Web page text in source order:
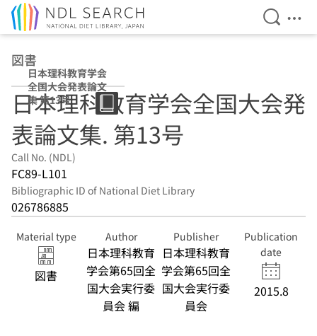
Open
図書
日本理科教育学会
全国大会発表論文
集 第13号
日本理科教育学会全国大会発
表論文集. 第13号
Call No. (NDL)
FC89-L101
Bibliographic ID of National Diet Library
026786885
Material type
図書
Author
日本理科教育
学会第65回全
国大会実行委
員会 編
Publisher
日本理科教育
学会第65回全
国大会実行委
員会
Publication
date
2015.8